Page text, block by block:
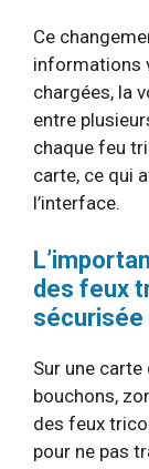
Ce
informations
chargées, la
entre
chaque feu
carte, ce qui
l’interface.
des feux
sécurisée
Sur une
bouchons,
des feux
pour ne pas